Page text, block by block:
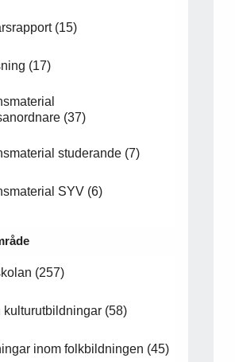
(15)
(17)
(37)
studerande (7)
SYV (6)
(257)
kulturutbildningar (58)
inom folkbildningen (45)